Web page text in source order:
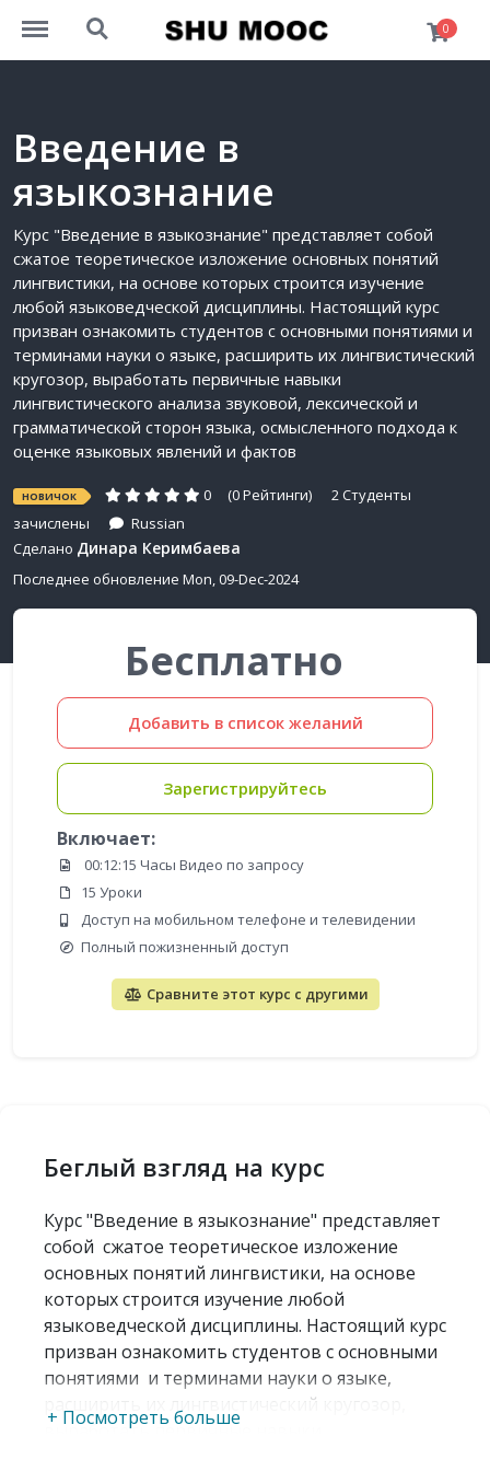
http://mooc.univershu.edu.kz/menu
http://mooc.univershu.edu.kz/search 0
Введение в
языкознание
Курс "Введение в языкознание" представляет собой
сжатое теоретическое изложение основных понятий
лингвистики, на основе которых строится изучение
любой языковедческой дисциплины. Настоящий курс
призван ознакомить студентов с основными понятиями и
терминами науки о языке, расширить их лингвистический
кругозор, выработать первичные навыки
лингвистического анализа звуковой, лексической и
грамматической сторон языка, осмысленного подхода к
оценке языковых явлений и фактов
НОВИЧОК 0 (0 Рейтинги)
2 Студенты
зачислены
Russian
Сделано Динара Керимбаева
Последнее обновление Mon, 09-Dec-2024
+ Посмотреть больше
Беглый взгляд на курс
Курс "Введение в языкознание" представляет
собой сжатое теоретическое изложение
основных понятий лингвистики, на основе
которых строится изучение любой
языковедческой дисциплины. Настоящий курс
призван ознакомить студентов с основными
понятиями и терминами науки о языке,
расширить их лингвистический кругозор,
выработать первичные навыки
Бесплатно
Добавить в список желаний
Зарегистрируйтесь
Включает:
00:12:15 Часы Видео по запросу
15 Уроки
Доступ на мобильном телефоне и телевидении
Полный пожизненный доступ
Сравните этот курс с другими